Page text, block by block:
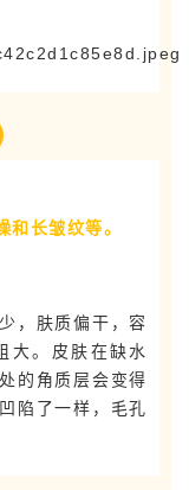
长皱纹等。
，肤质偏干，容
大。皮肤在缺水
的角质层会变得
陷了一样，毛孔